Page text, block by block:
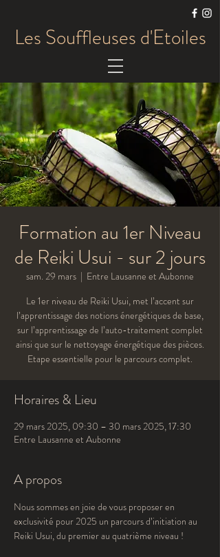
Les Souffleuses d'Etoiles
Formation au 1er Niveau
de Reiki Usui - sur 2 jours
sam. 29 mars
  |
Entre Lausanne et Aubonne
Le 1er niveau de Reiki Usui, met l’accent sur
l’apprentissage des notions énergétiques de base,
sur l’apprentissage de l’auto-traitement complet
ainsi que sur le nettoyage énergétique des pièces.
Etape essentielle pour le parcours complet.
Horaires & Lieu
29 mars 2025, 09:30 – 30 mars 2025, 17:30
Entre Lausanne et Aubonne
A propos
Nous sommes en joie de vous proposer en
exclusivité pour 2025 un parcours d’initiation au
Reiki Usui, du premier au quatrième niveau !